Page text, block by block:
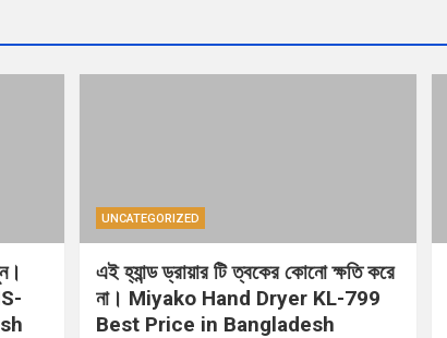
UNCATEGORIZED
এই হ্যান্ড ড্রায়ার টি ত্বকের কোনো ক্ষতি করে
না। Miyako Hand Dryer KL-799
Best Price in Bangladesh